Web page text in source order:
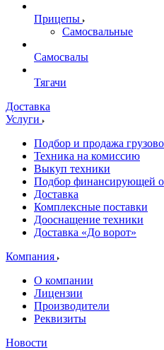
Прицепы
Самосвальные
Самосвалы
Тягачи
Доставка
Услуги
Подбор и продажа
Техника на комиссию
Выкуп техники
Подбор финансирующей
Доставка
Комплексные поставки
Дооснащение техники
Доставка «До ворот»
Компания
О компании
Лицензии
Производители
Реквизиты
Новости